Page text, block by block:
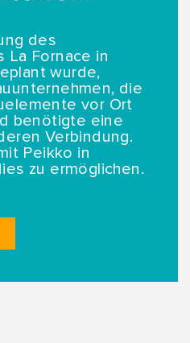
des
La Fornace in
wurde,
die
vor Ort
benötigte eine
Verbindung.
Peikko in
zu ermöglichen.